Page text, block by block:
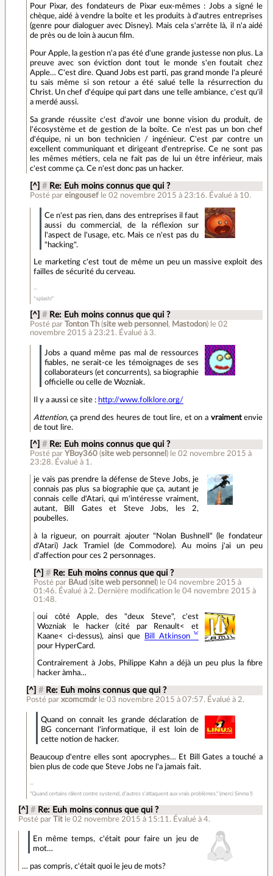
Pour Pixar, des fondateurs de Pixar eux-mêmes : Jobs a signé le
chèque, aidé à vendre la boîte et les produits à d'autres entreprises
(genre pour dialoguer avec Disney). Mais cela s'arrête là, il n'a aidé
de près ou de loin à aucun film.
Pour Apple, la gestion n'a pas été d'une grande justesse non plus. La
preuve avec son éviction dont tout le monde s'en foutait chez
Apple… C'est dire. Quand Jobs est parti, pas grand monde l'a pleuré
tu sais même si son retour a été salué telle la résurrection du
Christ. Un chef d'équipe qui part dans une telle ambiance, c'est qu'il
a merdé aussi.
Sa grande réussite c'est d'avoir une bonne vision du produit, de
l'écosystème et de gestion de la boîte. Ce n'est pas un bon chef
d'équipe, ni un bon technicien / ingénieur. C'est par contre un
excellent communiquant et dirigeant d'entreprise. Ce ne sont pas
les mêmes métiers, cela ne fait pas de lui un être inférieur, mais
c'est comme ça. Ce n'est donc pas un hacker.
[^] # Re: Euh moins connus que qui ?
Posté par eingousef le 02 novembre 2015 à 23:16. Évalué à 10.
Ce n'est pas rien, dans des entreprises il faut
aussi du commercial, de la réflexion sur
l'aspect de l'usage, etc. Mais ce n'est pas du
"hacking".
Le marketing c'est tout de même un peu un massive exploit des
failles de sécurité du cerveau.
*splash!*
[^] # Re: Euh moins connus que qui ?
Posté par Tonton Th(site web personnel , Mastodon) le 02
novembre 2015 à 23:21 . Évalué à 3.
Jobs a quand même pas mal de ressources
fiables, ne serait-ce les témoignages de ses
collaborateurs (et concurrents), sa biographie
officielle ou celle de Wozniak.
Il y a aussi ce site : http://www.folklore.org/
Attention, ça prend des heures de tout lire, et on a vraimentenvie
de tout lire.
[^] # Re: Euh moins connus que qui ?
Posté par YBoy360(site web personnel ) le 02 novembre 2015 à
23:28. Évalué à 1 .
je vais pas prendre la défense de Steve Jobs, je
connais pas plus sa biographie que ça, autant je
connais celle d'Atari, qui m'intéresse vraiment,
autant, Bill Gates et Steve Jobs, les 2,
poubelles.
à la rigueur, on pourrait ajouter "Nolan Bushnell" (le fondateur
d'Atari) Jack Tramiel (de Commodore). Au moins j'ai un peu
d'affection pour ces 2 personnages.
[^] # Re: Euh moins connus que qui ?
Posté par BAud (site web personnel ) le 04 novembre 2015 à
01:46. Évalué à 2. Dernière modification le 04 novembre 2015 à
01:48.
oui côté Apple, des "deux Steve", c'est
Wozniak le hacker (cité par Renault< et
Kaane< ci-dessus), ainsi que
Bill Atkinson
pour HyperCard.
Contrairement à Jobs, Philippe Kahn a déjà un peu plus la fibre
hacker àmha…
[^] # Re: Euh moins connus que qui ?
Posté par xcomcmdr le 03 novembre 2015 à 07:57. Évalué à 2.
Quand on connait les grande déclaration de
BG concernant l'informatique, il est loin de
cette notion de hacker.
Beaucoup d'entre elles sont apocryphes… Et Bill Gates a touché a
bien plus de code que Steve Jobs ne l'a jamais fait.
"Quand certains râlent contre systemd, d'autres s'attaquent aux vrais problèmes." (merci Sinma !)
[^] # Re: Euh moins connus que qui ?
Posté par Tit le 02 novembre 2015 à 15:11 . Évalué à 4.
En même temps, c'était pour faire un jeu de
mot…
… pas compris, c'était quoi le jeu de mots?